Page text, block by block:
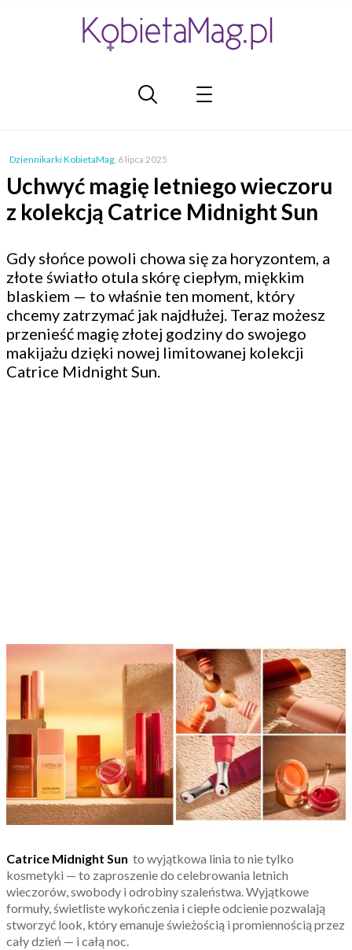
Dziennikarki KobietaMag, 6 lipca 2025
Uchwyć magię letniego wieczoru
z kolekcją Catrice Midnight Sun
Gdy słońce powoli chowa się za horyzontem, a
złote światło otula skórę ciepłym, miękkim
blaskiem — to właśnie ten moment, który
chcemy zatrzymać jak najdłużej. Teraz możesz
przenieść magię złotej godziny do swojego
makijażu dzięki nowej limitowanej kolekcji
Catrice Midnight Sun.
Catrice Midnight Sun to wyjątkowa linia to nie tylko
kosmetyki — to zaproszenie do celebrowania letnich
wieczorów, swobody i odrobiny szaleństwa. Wyjątkowe
formuły, świetliste wykończenia i ciepłe odcienie pozwalają
stworzyć look, który emanuje świeżością i promiennością przez
cały dzień — i całą noc.